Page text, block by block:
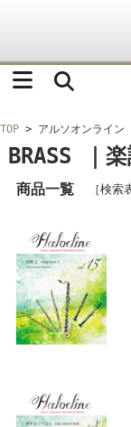
TOP > アルソオンライン
BRASS ｜
商品一覧 ［検索